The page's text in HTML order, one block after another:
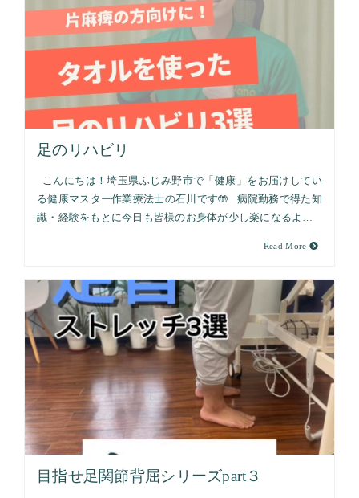
足のリハビリ
こんにちは！埼玉県ふじみ野市で「健康」をお届けしてい
る健康マスター作業療法士の石川です🤲 病院勤務で得た知
識・経験をもとに今日も皆様のお身体が少し楽になるよ…
Read More
目指せ足関節背屈シリーズpart３